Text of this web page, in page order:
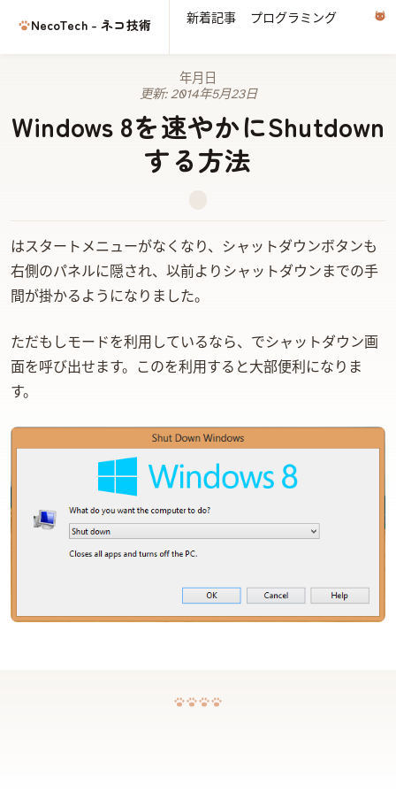
NecoTech - ネコ技術 新着記事 プログラミング 電子
2014年5月23日
更新: 2014年5月23日
Windows 8を速やかにShutdown
する方法
Windows 8はスタートメニューがなくなり、シャットダウンボタンも
右側のパネルに隠され、以前よりシャットダウンまでの手
間が掛かるようになりました。
ただもしDesktopモードを利用しているなら、Alt+F4でシャットダウン画
面を呼び出せます。このHotkeyを利用すると大部便利になりま
す。